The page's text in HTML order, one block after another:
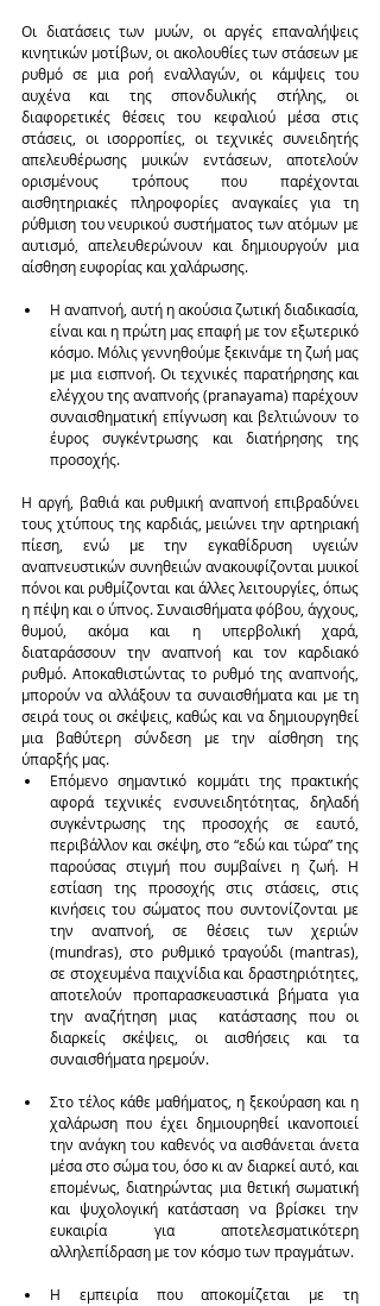
Οι διατάσεις των μυών, οι αργές επαναλήψεις
κινητικών μοτίβων, οι ακολουθίες των στάσεων με
ρυθμό σε μια ροή εναλλαγών, οι κάμψεις του
αυχένα και της σπονδυλικής στήλης, οι
διαφορετικές θέσεις του κεφαλιού μέσα στις
στάσεις, οι ισορροπίες, οι τεχνικές συνειδητής
απελευθέρωσης μυικών εντάσεων, αποτελούν
ορισμένους τρόπους που παρέχονται
αισθητηριακές πληροφορίες αναγκαίες για τη
ρύθμιση του νευρικού συστήματος των ατόμων με
αυτισμό, απελευθερώνουν και δημιουργούν μια
αίσθηση ευφορίας και χαλάρωσης.
Η αναπνοή, αυτή η ακούσια ζωτική διαδικασία,
είναι και η πρώτη μας επαφή με τον εξωτερικό
κόσμο. Μόλις γεννηθούμε ξεκινάμε τη ζωή μας
με μια εισπνοή. Οι τεχνικές παρατήρησης και
ελέγχου της αναπνοής (pranayama) παρέχουν
συναισθηματική επίγνωση και βελτιώνουν το
έυρος συγκέντρωσης και διατήρησης της
προσοχής.
Η αργή, βαθιά και ρυθμική αναπνοή επιβραδύνει
τους χτύπους της καρδιάς, μειώνει την αρτηριακή
πίεση, ενώ με την εγκαθίδρυση υγειών
αναπνευστικών συνηθειών ανακουφίζονται μυικοί
πόνοι και ρυθμίζονται και άλλες λειτουργίες, όπως
η πέψη και ο ύπνος. Συναισθήματα φόβου, άγχους,
θυμού, ακόμα και η υπερβολική χαρά,
διαταράσσουν την αναπνοή και τον καρδιακό
ρυθμό. Αποκαθιστώντας το ρυθμό της αναπνοής,
μπορούν να αλλάξουν τα συναισθήματα και με τη
σειρά τους οι σκέψεις, καθώς και να δημιουργηθεί
μια βαθύτερη σύνδεση με την αίσθηση της
ύπαρξής μας.
Επόμενο σημαντικό κομμάτι της πρακτικής
αφορά τεχνικές ενσυνειδητότητας, δηλαδή
συγκέντρωσης της προσοχής σε εαυτό,
περιβάλλον και σκέψη, στο “εδώ και τώρα” της
παρούσας στιγμή που συμβαίνει η ζωή. Η
εστίαση της προσοχής στις στάσεις, στις
κινήσεις του σώματος που συντονίζονται με
την αναπνοή, σε θέσεις των χεριών
(mundras), στο ρυθμικό τραγούδι (mantras),
σε στοχευμένα παιχνίδια και δραστηριότητες,
αποτελούν προπαρασκευαστικά βήματα για
την αναζήτηση μιας  κατάστασης που οι
διαρκείς σκέψεις, οι αισθήσεις και τα
συναισθήματα ηρεμούν.
Στο τέλος κάθε μαθήματος, η ξεκούραση και η
χαλάρωση που έχει δημιουρηθεί ικανοποιεί
την ανάγκη του καθενός να αισθάνεται άνετα
μέσα στο σώμα του, όσο κι αν διαρκεί αυτό, και
επομένως, διατηρώντας μια θετική σωματική
και ψυχολογική κατάσταση να βρίσκει την
ευκαιρία για αποτελεσματικότερη
αλληλεπίδραση με τον κόσμο των πραγμάτων.​
Η εμπειρία που αποκομίζεται με τη